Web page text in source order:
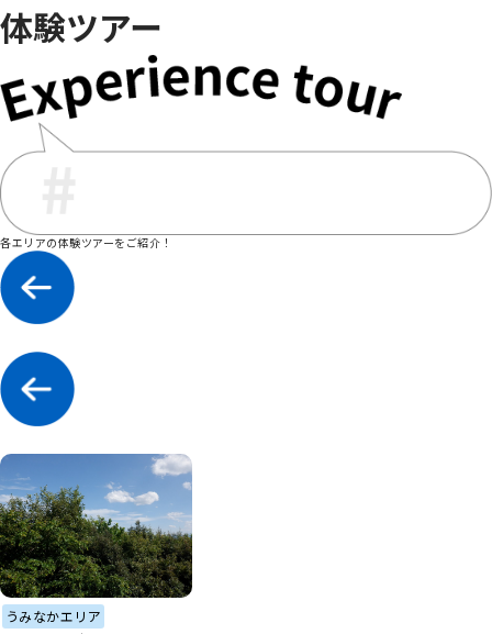
体験ツアー
各エリアの体験ツアーをご紹介！
うみなかエリア